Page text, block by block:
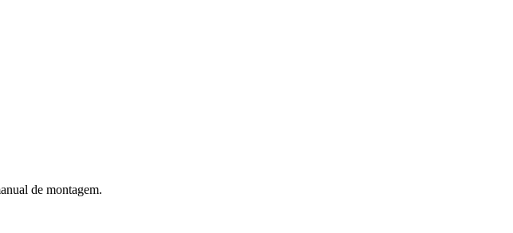
de montagem.